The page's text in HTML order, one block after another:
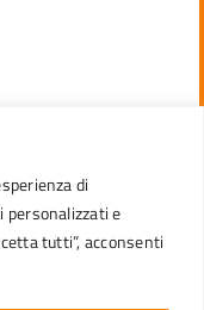
di
e
tutti”, acconsenti